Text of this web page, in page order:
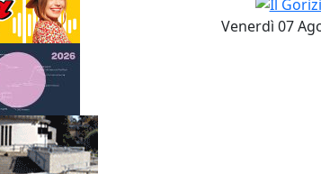
Venerdì 07